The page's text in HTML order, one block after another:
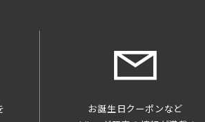
お誕生日クーポンなど